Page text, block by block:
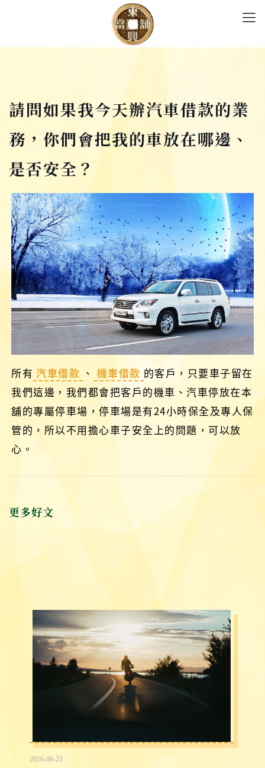
請問如果我今天辦汽車借款的業
務，你們會把我的車放在哪邊、
是否安全？
所有 汽車借款 、 機車借款 的客戶，只要車子留在
我們這邊，我們都會把客戶的機車、汽車停放在本
舖的專屬停車場，停車場是有24小時保全及專人保
管的，所以不用擔心車子安全上的問題，可以放
心。
更多好文
2026-06-23